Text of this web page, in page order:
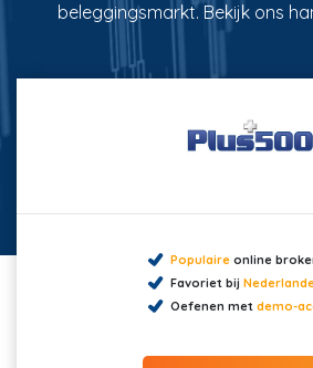
beleggingsmarkt. Bekijk ons
Populaireonline
Favoriet bij
Oefenen met demo-